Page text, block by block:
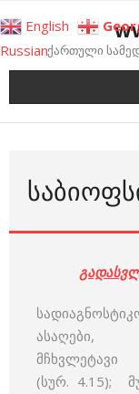
to
contentქართული
ასაღები,
მჩხვლეტავი
(სურ. 4.15);
English
Russian